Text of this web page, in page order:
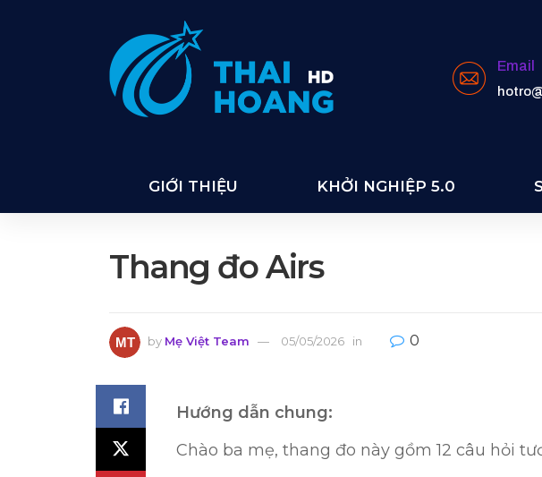
Email
GIỚI THIỆU KHỞI NGHIỆP 5.0
Thang đo Airs
by Mẹ Việt Team 05/05/2026 in 0
Hướng dẫn chung:
Chào ba mẹ, thang đo này gồm 12 câu hỏi